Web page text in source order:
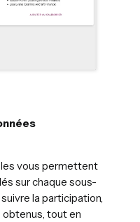
vous permettent
sur chaque sous-
la participation,
tout en